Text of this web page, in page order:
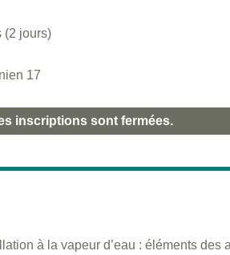
(2 jours)
17
inscriptions sont fermées.
à la vapeur d’eau : éléments des